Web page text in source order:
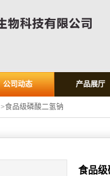
公司动态 产品展厅
>食品级磷酸二氢钠
食品级